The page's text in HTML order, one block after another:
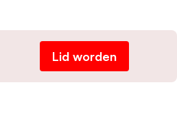
Lid worden